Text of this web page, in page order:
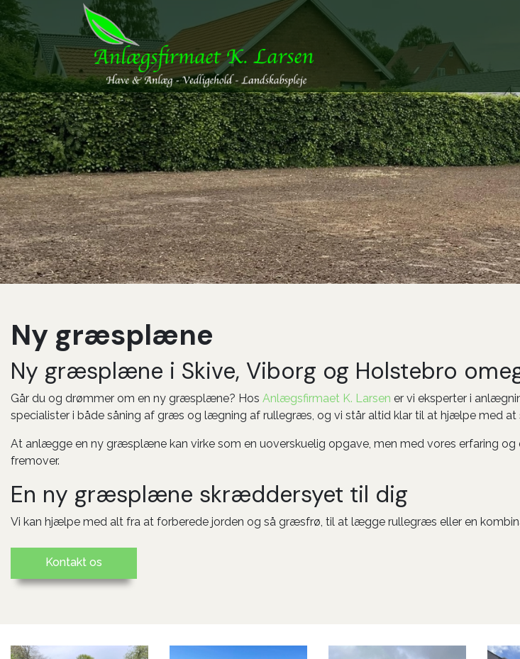
Gå
til
hovedindhold
Ny græsplæne
Ny græsplæne i Skive, Viborg og Holstebro
Går du og drømmer om en ny græsplæne? Hos Anlægsfirmaet K. Larsen er vi eksperter i
specialister i både såning af græs og lægning af rullegræs, og vi står altid klar til at hjælpe med
At anlægge en ny græsplæne kan virke som en uoverskuelig opgave, men med vores erfaring
fremover.
En ny græsplæne skræddersyet til dig
Vi kan hjælpe med alt fra at forberede jorden og så græsfrø, til at lægge rullegræs eller en
Kontakt os